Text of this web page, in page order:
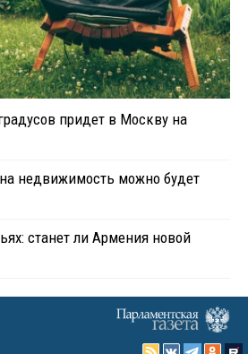
придет в Москву на
недвижимость можно будет
станет ли Армения новой